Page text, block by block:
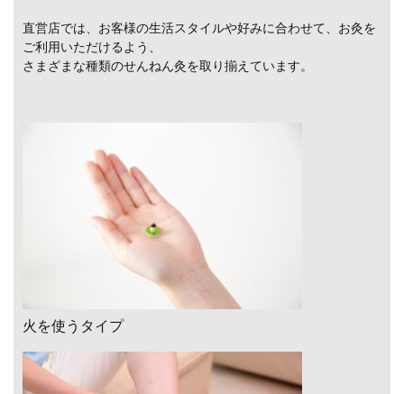
直営店では、お客様の生活スタイルや好みに合わせて、お灸を
ご利用いただけるよう、
さまざまな種類のせんねん灸を取り揃えています。
火を使うタイプ